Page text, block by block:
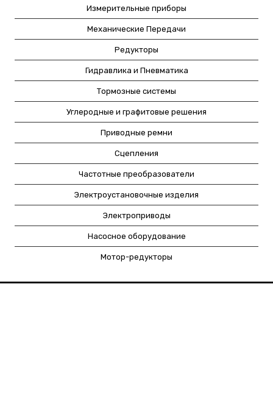
Измерительные приборы
Механические Передачи
Редукторы
Гидравлика и Пневматика
Тормозные системы
Углеродные и графитовые решения
Приводные ремни
Сцепления
Частотные преобразователи
Электроустановочные изделия
Электроприводы
Насосное оборудование
Мотор-редукторы